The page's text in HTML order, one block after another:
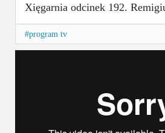
Xięgarnia odcinek 192.
program tv